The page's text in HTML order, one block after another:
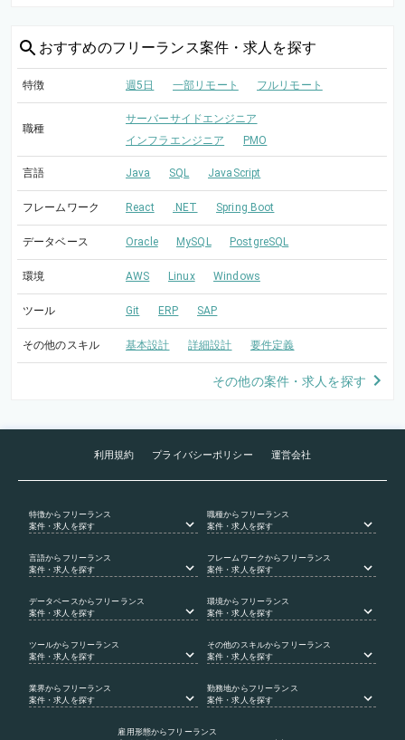
おすすめのフリーランス案件・求人を探す
特徴 週5日 一部リモート フルリモート
職種
サーバーサイドエンジニア
インフラエンジニア
PMO
言語 Java SQL JavaScript
フレームワーク React .NET Spring Boot
データベース Oracle MySQL PostgreSQL
環境 AWS Linux Windows
ツール Git ERP SAP
その他のスキル 基本設計 詳細設計 要件定義
その他の案件・求人を探す
利用規約 プライバシーポリシー 運営会社
特徴からフリーランス
案件・求人を探す
職種からフリーランス
案件・求人を探す
言語からフリーランス
案件・求人を探す
フレームワークからフリーランス
案件・求人を探す
データベース からフリーランス
案件・求人を探す
環境からフリーランス
案件・求人を探す
ツールからフリーランス
案件・求人を探す
その他のスキルからフリーランス
案件・求人を探す
業界からフリーランス
案件・求人を探す
勤務地からフリーランス
案件・求人を探す
雇用形態からフリーランス